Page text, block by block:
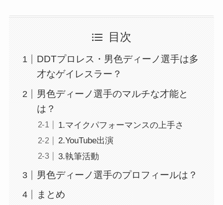
目次
DDTプロレス・男色ディーノ選手は多
才なゲイレスラー？
男色ディーノ選手のマルチな才能と
は？
1.マイクパフォーマンスの上手さ
2.YouTube出演
3.執筆活動
男色ディーノ選手のプロフィールは？
まとめ